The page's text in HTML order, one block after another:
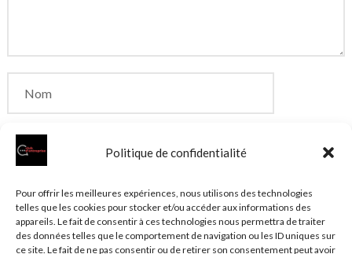
Politique de confidentialité
Pour offrir les meilleures expériences, nous utilisons des technologies
telles que les cookies pour stocker et/ou accéder aux informations des
appareils. Le fait de consentir à ces technologies nous permettra de traiter
des données telles que le comportement de navigation ou les ID uniques sur
ce site. Le fait de ne pas consentir ou de retirer son consentement peut avoir
Enregistrer mon nom, mon e-mail et mon site dans
le navigateur pour mon prochain commentaire.